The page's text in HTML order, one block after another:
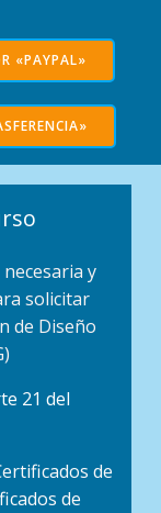
«PAYPAL»
y
solicitar
de Diseño
21 del
de
de